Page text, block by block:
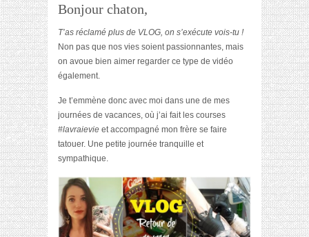
Bonjour chaton,
T’as réclamé plus de VLOG, on s’exécute vois-tu !
Non pas que nos vies soient passionnantes, mais
on avoue bien aimer regarder ce type de vidéo
également.
Je t’emmène donc avec moi dans une de mes
journées de vacances, où j’ai fait les courses
#lavraievie et accompagné mon frère se faire
tatouer. Une petite journée tranquille et
sympathique.